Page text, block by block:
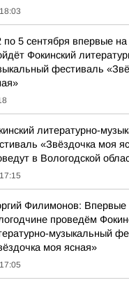
18:03
по 5 сентября впервые
Фокинский
фестиваль
литературно-
«Звёздочка моя
в Вологодской
17:15
Филимонов: Впервые
проведём
музыкальный
моя ясная»
17:05